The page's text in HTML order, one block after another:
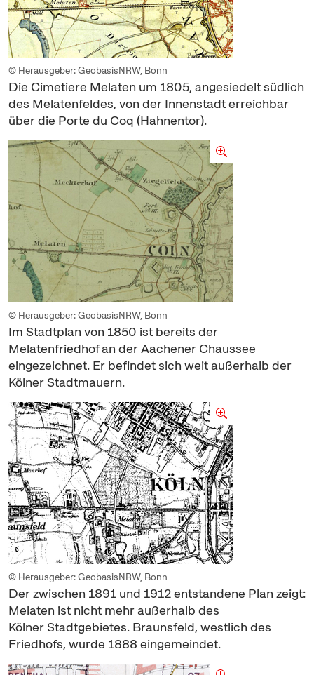
© Herausgeber: GeobasisNRW, Bonn
Die Cimetiere Melaten um 1805, angesiedelt südlich
des Melatenfeldes, von der Innenstadt erreichbar
über die Porte du Coq (Hahnentor).
© Herausgeber: GeobasisNRW, Bonn
Im Stadtplan von 1850 ist bereits der
Melatenfriedhof an der Aachener Chaussee
eingezeichnet. Er befindet sich weit außerhalb der
Kölner Stadtmauern.
© Herausgeber: GeobasisNRW, Bonn
Der zwischen 1891 und 1912 entstandene Plan zeigt:
Melaten ist nicht mehr außerhalb des
Kölner Stadtgebietes. Braunsfeld, westlich des
Friedhofs, wurde 1888 eingemeindet.